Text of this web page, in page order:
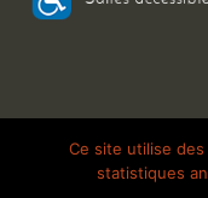
Copyright 2026 Le Bal
Ce site utilise
statistiques